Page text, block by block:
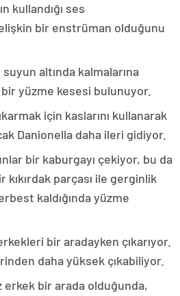
kullandığı ses
bir enstrüman olduğunu
altında kalmalarına
bir yüzme kesesi bulunuyor.
için kaslarını kullanarak
Danionella daha ileri gidiyor.
bir kaburgayı çekiyor, bu da
kıkırdak parçası ile gerginlik
kaldığında yüzme
bir aradayken çıkarıyor.
daha yüksek çıkabiliyor.
erkek bir arada olduğunda,